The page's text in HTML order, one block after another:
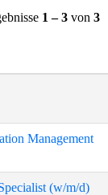
1 – 3 von 3
Management
(w/m/d)